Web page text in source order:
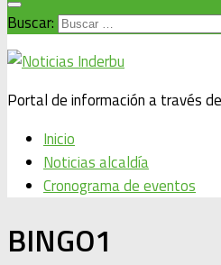
Buscar:
Portal de información a través
Inicio
Noticias alcaldía
Cronograma de eventos
BINGO1